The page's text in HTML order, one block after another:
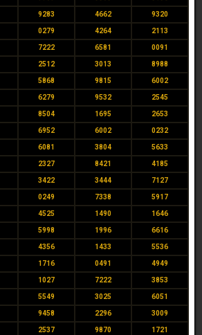
9283 4662 9320
0279 4264 2113
7222 6581 0091
2512 3013 8988
5868 9815 6002
6279 9532 2545
8504 1695 2653
6952 6002 0232
6081 3804 5633
2327 8421 4185
3422 3444 7127
0249 7338 5917
4525 1490 1646
5998 1996 6616
4356 1433 5536
1716 0491 4949
1027 7222 3853
5549 3025 6051
9458 2296 3009
2537 9870 1721